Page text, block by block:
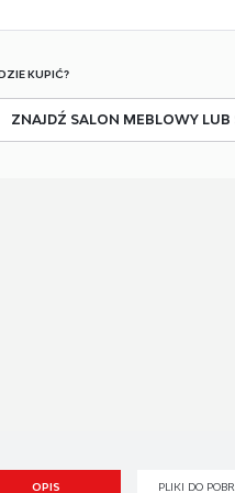
KUPIĆ?
ZNAJDŹ SALON MEBLOWY
OPIS PLIKI DO